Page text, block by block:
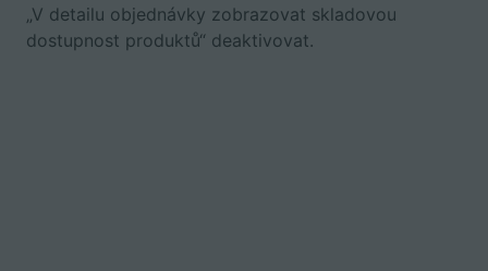
„V detailu objednávky zobrazovat skladovou
dostupnost produktů“ deaktivovat.